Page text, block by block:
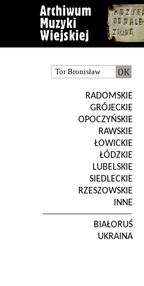
RADOMSKIE
GRÓJECKIE
OPOCZYŃSKIE
RAWSKIE
ŁOWICKIE
ŁÓDZKIE
LUBELSKIE
SIEDLECKIE
RZESZOWSKIE
INNE
BIAŁORUŚ
UKRAINA